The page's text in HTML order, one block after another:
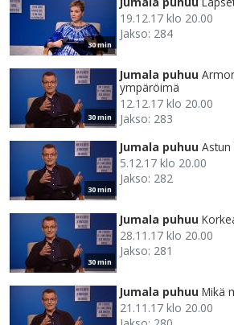
30 min
19.12.17 klo 20.00
Jakso: 284
30 min
Jumala puhuu
ympäröimä
12.12.17 klo 20.00
Jakso: 283
30 min
Jumala puhuu
5.12.17 klo 20.00
Jakso: 282
30 min
Jumala puhuu
28.11.17 klo 20.00
Jakso: 281
Jumala puhuu Mikä
21.11.17 klo 20.00